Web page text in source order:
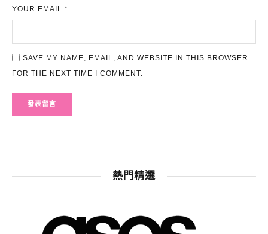
YOUR EMAIL *
SAVE MY NAME, EMAIL, AND WEBSITE IN THIS BROWSER
FOR THE NEXT TIME I COMMENT.
熱門精選